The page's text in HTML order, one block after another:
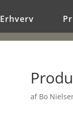
Erhverv
af Bo